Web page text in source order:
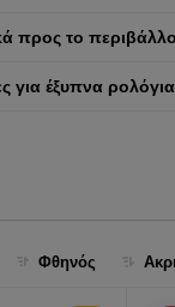
προς το
για έξυπνα ρολόγια
Φθηνός